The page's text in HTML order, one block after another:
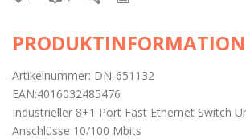
PRODUKTINFORMATION
Artikelnummer: DN-651132
EAN:4016032485476
Industrieller 8+1 Port Fast Ethernet Switch
Anschlüsse 10/100 Mbits